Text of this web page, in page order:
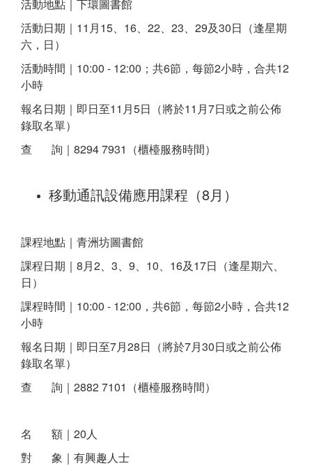
活動地點｜下環圖書館
活動日期｜11月15、16、22、23、29及30日（逢星期
六，日）
活動時間｜10:00 - 12:00；共6節，每節2小時，合共12
小時
報名日期｜即日至11月5日（將於11月7日或之前公佈
錄取名單）
查 詢｜8294 7931（櫃檯服務時間）
移動通訊設備應用課程（8月）
課程地點｜青洲坊圖書館
課程日期｜8月2、3、9、10、16及17日（逢星期六、
日）
課程時間｜10:00 - 12:00，共6節，每節2小時，合共12
小時
報名日期｜即日至7月28日（將於7月30日或之前公佈
錄取名單）
查 詢｜2882 7101（櫃檯服務時間）
名 額｜20人
對 象｜有興趣人士